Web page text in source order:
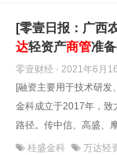
[零壹日报：广西
达轻资产商管准
零壹财经 · 2021年6月
[融资主要用于技术研发
金科成立于2017年，致
路径。传中信、高盛、
桂盛金科 万达轻